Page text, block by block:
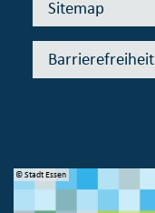
Sitemap
Barrierefreiheit
© Stadt Essen